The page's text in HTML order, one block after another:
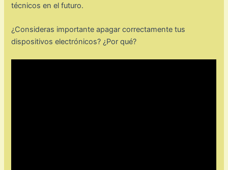
técnicos en el futuro.
¿Consideras importante apagar correctamente tus
dispositivos electrónicos? ¿Por qué?